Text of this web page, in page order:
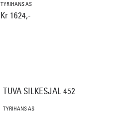
TYRIHANS AS
Kr 1624,-
TUVA SILKESJAL 452
TYRIHANS AS